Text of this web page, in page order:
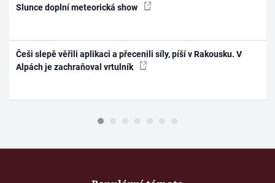
Slunce doplní meteorická show
Češi slepě věřili aplikaci a přecenili síly, píší v Rakousku. V
Alpách je zachraňoval vrtulník